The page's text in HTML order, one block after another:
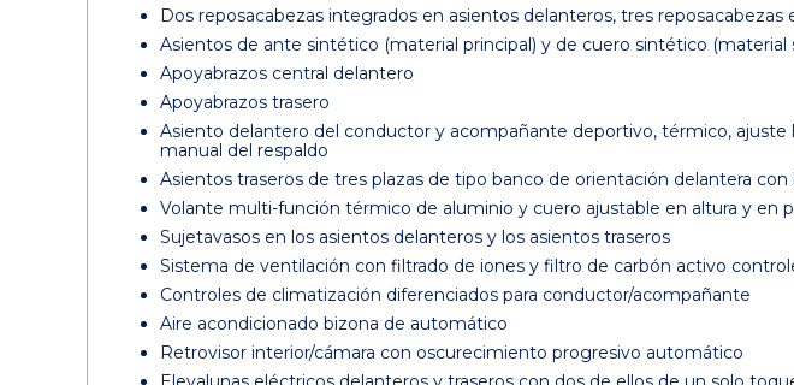
Dos reposacabezas integrados en asientos delanteros, tres reposacabezas
Asientos de ante sintético (material principal) y de cuero sintético (material
Apoyabrazos central delantero
Apoyabrazos trasero
Asiento delantero del conductor y acompañante deportivo, térmico,
manual del respaldo
Asientos traseros de tres plazas de tipo banco de orientación delantera
Volante multi-función térmico de aluminio y cuero ajustable en altura y en
Sujetavasos en los asientos delanteros y los asientos traseros
Sistema de ventilación con filtrado de iones y filtro de carbón activo
Controles de climatización diferenciados para conductor/acompañante
Aire acondicionado bizona de automático
Retrovisor interior/cámara con oscurecimiento progresivo automático